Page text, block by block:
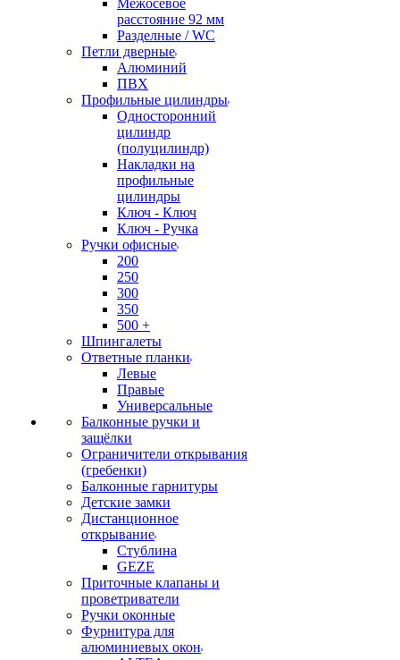
Межосевое
расстояние 92 мм
Разделные / WC
Петли дверные
Алюминий
ПВХ
Профильные цилиндры
Односторонний
цилиндр
(полуцилиндр)
Накладки на
профильные
цилиндры
Ключ - Ключ
Ключ - Ручка
Ручки офисные
200
250
300
350
500 +
Шпингалеты
Ответные планки
Левые
Правые
Универсальные
Балконные ручки и
защёлки
Ограничители открывания
(гребенки)
Балконные гарнитуры
Детские замки
Дистанционное
открывание
Стублина
GEZE
Приточные клапаны и
проветриватели
Ручки оконные
Фурнитура для
алюминиевых окон